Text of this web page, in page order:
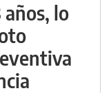
años, lo